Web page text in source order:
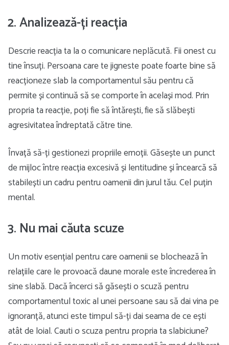
2. Analizează-ți reacția
Descrie reacția ta la o comunicare neplăcută. Fii onest cu
tine însuți. Persoana care te jigneste poate foarte bine să
reacționeze slab la comportamentul său pentru că
permite și continuă să se comporte în același mod. Prin
propria ta reacție, poți fie să întărești, fie să slăbești
agresivitatea îndreptată către tine.
Învață să-ți gestionezi propriile emoții. Găsește un punct
de mijloc între reacția excesivă și lentitudine și încearcă să
stabilești un cadru pentru oamenii din jurul tău. Cel puțin
mental.
3. Nu mai căuta scuze
Un motiv esențial pentru care oamenii se blochează în
relațiile care le provoacă daune morale este încrederea în
sine slabă. Dacă încerci să găsești o scuză pentru
comportamentul toxic al unei persoane sau să dai vina pe
ignoranță, atunci este timpul să-ți dai seama de ce ești
atât de loial. Cauti o scuza pentru propria ta slabiciune?